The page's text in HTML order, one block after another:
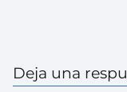
Deja una